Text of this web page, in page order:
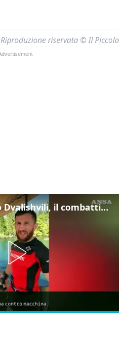
Riproduzione riservata © Il Piccolo
Zuckerberg contro Dvalishvili, il combattimento in mezzo a un lago